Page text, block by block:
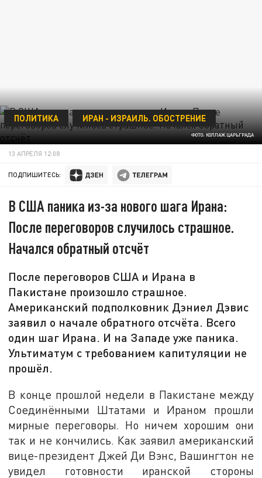
ФОТО: КОЛЛАЖ ЦАРЬГРАДА
ПОЛИТИКА ИРАН - ИЗРАИЛЬ. ОБОСТРЕНИЕ
13 АПРЕЛЯ 12:08
ПОДПИШИТЕСЬ:
В США паника из-за нового шага Ирана:
После переговоров случилось страшное.
Начался обратный отсчёт
После переговоров США и Ирана в
Пакистане произошло страшное.
Американский подполковник Дэниел Дэвис
заявил о начале обратного отсчёта. Всего
один шаг Ирана. И на Западе уже паника.
Ультиматум с требованием капитуляции не
прошёл.
В конце прошлой недели в Пакистане между
Соединёнными Штатами и Ираном прошли
мирные переговоры. Но ничем хорошим они
так и не кончились. Как заявил американский
вице-президент Джей Ди Вэнс, Вашингтон не
увидел готовности иранской стороны